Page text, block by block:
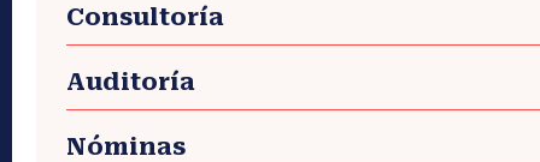
Consultoría
Auditoría
Nóminas